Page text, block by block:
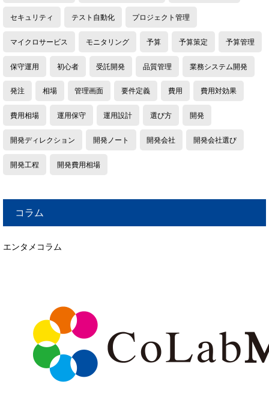
セキュリティ テスト自動化 プロジェクト管理
マイクロサービス モニタリング 予算 予算策定 予算管理
保守運用 初心者 受託開発 品質管理 業務システム開発
発注 相場 管理画面 要件定義 費用 費用対効果
費用相場 運用保守 運用設計 選び方 開発
開発ディレクション 開発ノート 開発会社 開発会社選び
開発工程 開発費用相場
コラム
エンタメコラム